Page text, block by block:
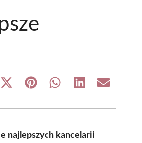
Share
(Twitter)
Share Share Share Share
najlepszych kancelarii